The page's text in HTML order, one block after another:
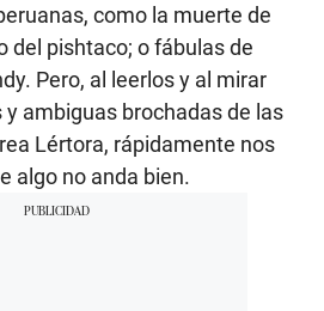
como la muerte de
del pishtaco; o fábulas de
Pero, al leerlos y al mirar
ambiguas brochadas de las
Lértora, rápidamente nos
algo no anda bien.